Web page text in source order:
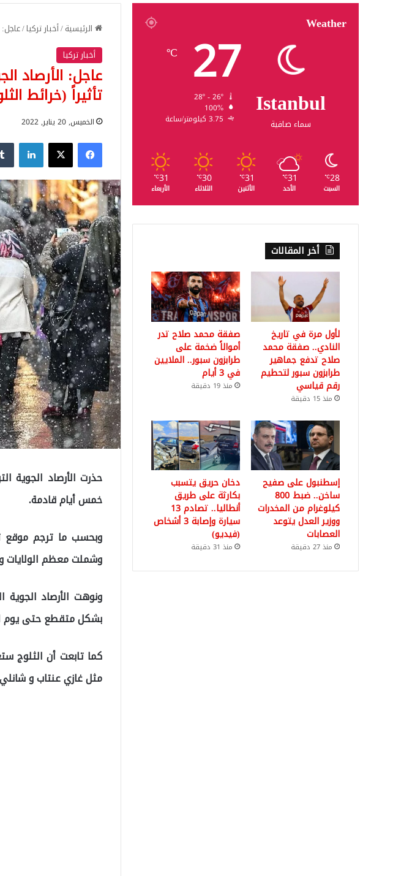
الرئيسية/أخبار تركيا/عاجل:
أخبار تركيا
عاجل: الأرصاد
تأثيراً (خرائط
الخميس, 20 يناير, 2022
فيسبوك‫X
حذرت الأرصاد الجوية
خمس أيام قادمة.
وبحسب ما ترجم موقع
وشملت معظم الولايات
ونوهت الأرصاد
بشكل متقطع حتى يوم
كما تابعت أن الثلوج
مثل غازي عنتاب و
Weather
Istanbul
سماء صافية
27
℃
100%
3.75 كيلومتر/ساعة
28
℃
السبت
31
℃
الأحد
31
℃
الأثنين
30
℃
الثلاثاء
31
℃
الأربعاء
أخر المقالات
لأول مرة في تاريخ
النادي.. صفقة محمد
صلاح تدفع جماهير
طرابزون سبور لتحطيم
رقم قياسي
منذ 15 دقيقة
صفقة محمد صلاح تدر
أموالاً ضخمة على
طرابزون سبور.. الملايين
في 3 أيام
منذ 19 دقيقة
إسطنبول على صفيح
ساخن.. ضبط 800
كيلوغرام من المخدرات
ووزير العدل يتوعد
العصابات
منذ 27 دقيقة
دخان حريق يتسبب
بكارثة على طريق
أنطاليا.. تصادم 13
سيارة وإصابة 3 أشخاص
(فيديو)
منذ 31 دقيقة